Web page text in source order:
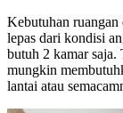
Kebutuhan
lepas dari kondisi
butuh 2 kamar saja.
mungkin
lantai atau